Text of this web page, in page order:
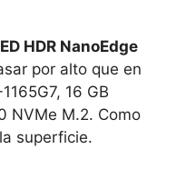
HDR NanoEdge
por alto que en
16 GB
NVMe M.2. Como
superficie.